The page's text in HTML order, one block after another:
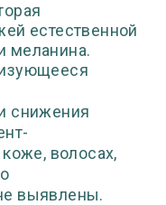
естественной
меланина.
снижения
волосах,
выявлены.